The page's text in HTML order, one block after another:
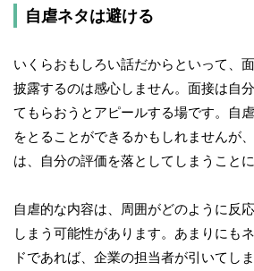
自虐ネタは避ける
いくらおもしろい話だからといって、
披露するのは感心しません。面接は自
てもらおうとアピールする場です。自
をとることができるかもしれませんが
は、自分の評価を落としてしまうことに
自虐的な内容は、周囲がどのように反
しまう可能性があります。あまりにも
ドであれば、企業の担当者が引いてし